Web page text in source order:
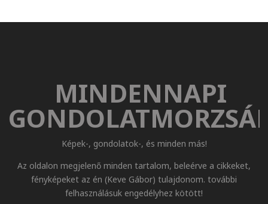
MINDENNAPI
Képek-, gondolatok-, és minden más!
Az oldalon megjelenő minden tartalom, beleérve a cikkeket,
fényképeket az én (Keve Gábor) tulajdonom. további
felhasználásuk engedélyhez kötött!